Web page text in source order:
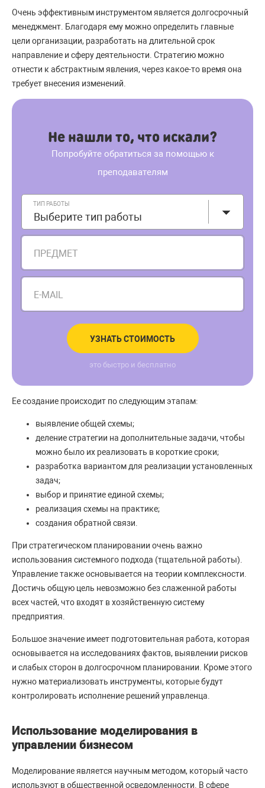
Очень эффективным инструментом является долгосрочный
менеджмент. Благодаря ему можно определить главные
цели организации, разработать на длительной срок
направление и сферу деятельности. Стратегию можно
отнести к абстрактным явления, через какое-то время она
требует внесения изменений.
Не нашли то, что искали?
Попробуйте обратиться за помощью к
преподавателям
ТИП РАБОТЫ
Выберите тип работы
ПРЕДМЕТ
E-MAIL
УЗНАТЬ СТОИМОСТЬ
это быстро и бесплатно
Ее создание происходит по следующим этапам:
выявление общей схемы;
деление стратегии на дополнительные задачи, чтобы
можно было их реализовать в короткие сроки;
разработка вариантом для реализации установленных
задач;
выбор и принятие единой схемы;
реализация схемы на практике;
создания обратной связи.
При стратегическом планировании очень важно
использования системного подхода (тщательной работы).
Управление также основывается на теории комплексности.
Достичь общую цель невозможно без слаженной работы
всех частей, что входят в хозяйственную систему
предприятия.
Большое значение имеет подготовительная работа, которая
основывается на исследованиях фактов, выявлении рисков
и слабых сторон в долгосрочном планировании. Кроме этого
нужно материализовать инструменты, которые будут
контролировать исполнение решений управленца.
Использование моделирования в
управлении бизнесом
Моделирование является научным методом, который часто
используют в общественной осведомленности. В сфере